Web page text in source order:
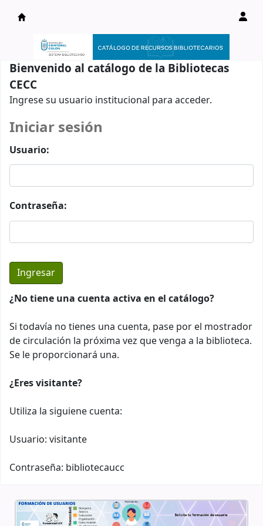
Catálogo en línea
Bienvenido al catálogo de la Bibliotecas
CECC
Ingrese su usuario institucional para acceder.
Iniciar sesión
Usuario:
Contraseña:
¿No tiene una cuenta activa en el catálogo?
Si todavía no tienes una cuenta, pase por el mostrador
de circulación la próxima vez que venga a la biblioteca.
Se le proporcionará una.
¿Eres visitante?
Utiliza la siguiene cuenta:
Usuario: visitante
Contraseña: bibliotecaucc